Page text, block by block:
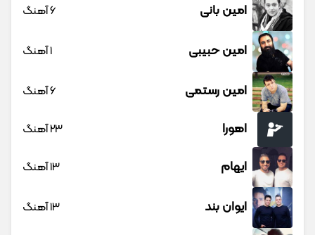
امین بانی 6 آهنگ
امین حبیبی 1 آهنگ
امین رستمی 6 آهنگ
اهورا 23 آهنگ
ایهام 13 آهنگ
ایوان بند 13 آهنگ